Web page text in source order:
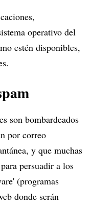
operativo del
estén disponibles,
son bombardeados
por correo
y que muchas
persuadir a los
(programas
donde serán